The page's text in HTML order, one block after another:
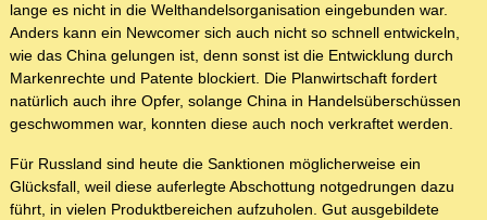
lange es nicht in die Welthandelsorganisation eingebunden war.
Anders kann ein Newcomer sich auch nicht so schnell entwickeln,
wie das China gelungen ist, denn sonst ist die Entwicklung durch
Markenrechte und Patente blockiert. Die Planwirtschaft fordert
natürlich auch ihre Opfer, solange China in Handelsüberschüssen
geschwommen war, konnten diese auch noch verkraftet werden.
Für Russland sind heute die Sanktionen möglicherweise ein
Glücksfall, weil diese auferlegte Abschottung notgedrungen dazu
führt, in vielen Produktbereichen aufzuholen. Gut ausgebildete